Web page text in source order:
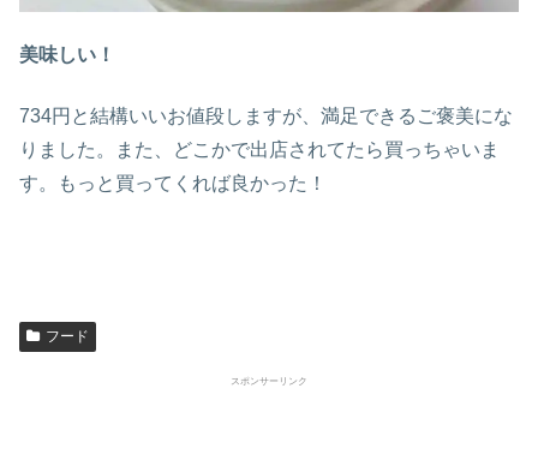
美味しい！
734円と結構いいお値段しますが、満足できるご褒美にな
りました。また、どこかで出店されてたら買っちゃいま
す。もっと買ってくれば良かった！
フード
スポンサーリンク